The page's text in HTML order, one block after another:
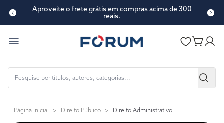
Aproveite o frete grátis em compras acima de 300
reais.
Página inicial > Direito Público > Direito Administrativo